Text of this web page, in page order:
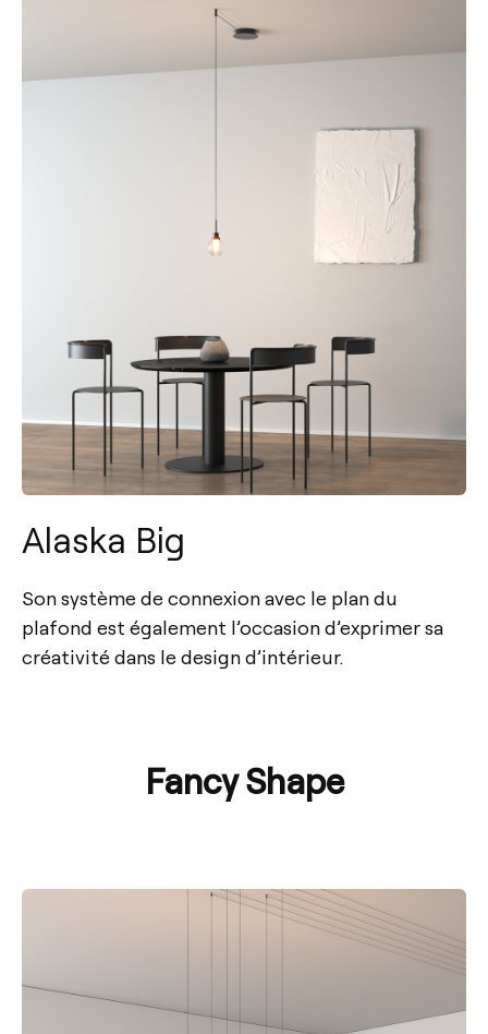
Alaska Big
Son système de connexion avec le plan du
plafond est également l’occasion d’exprimer sa
créativité dans le design d’intérieur.
Fancy Shape